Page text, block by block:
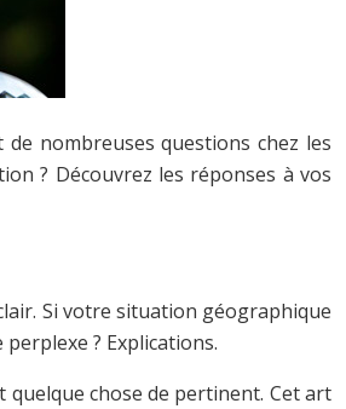
nombreuses questions chez les
? Découvrez les réponses à vos
Si votre situation géographique
? Explications.
chose de pertinent. Cet art